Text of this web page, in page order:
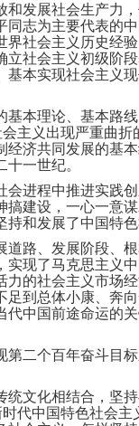
发展社会生产力
志为主要代表的
社会主义历史经
社会主义初级阶
本实现社会主义
本理论、基本路线
主义出现严重曲
济共同发展的基本
一世纪。
进程中推进实践
建设，一心一意
和发展了中国特色
路、发展阶段、
现了马克思主义
的社会主义市场
到总体小康、奔
中国前途命运的
二个百年奋斗目
文化相结合，坚
代中国特色社会